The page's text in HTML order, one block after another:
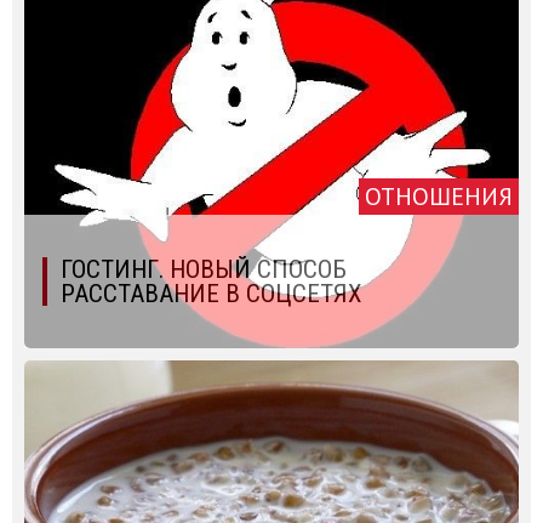
ОТНОШЕНИЯ
ГОСТИНГ. НОВЫЙ СПОСОБ
РАССТАВАНИЕ В СОЦСЕТЯХ